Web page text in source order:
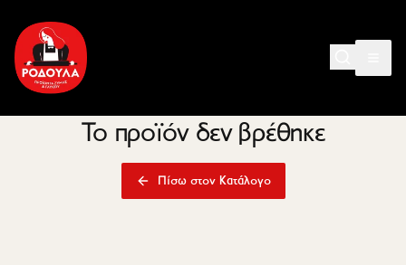
Το προϊόν δεν βρέθηκε
Πίσω στον Κατάλογο